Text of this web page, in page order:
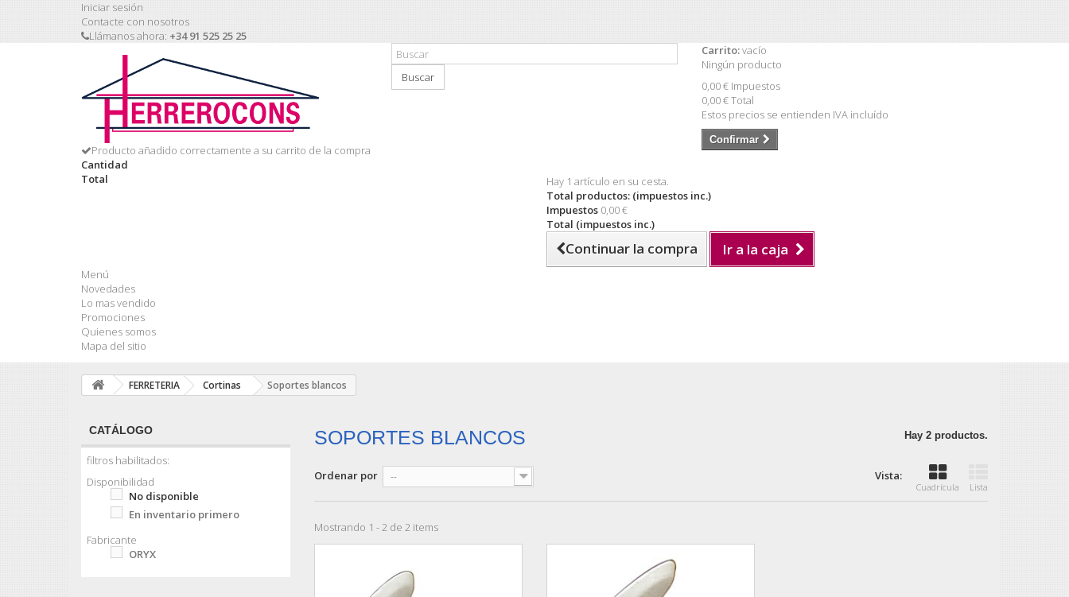
Iniciar sesión
Contacte con nosotros
Llámanos ahora: +34 91 525 25 25
Buscar
Carrito:vacío
Ningún producto
0,00 € Impuestos
0,00 €Total
Estos precios se entienden IVA incluído
Confirmar
Producto añadido correctamente a su carrito de la compra
Cantidad
Total
Hay 1 artículo en su cesta.
Total productos: (impuestos inc.)
Impuestos 0,00 €
Total (impuestos inc.)
Continuar la compra Ir a la caja
Menú
Novedades
Lo mas vendido
Promociones
Quienes somos
Mapa del sitio
FERRETERIA Cortinas Soportes blancos
CATÁLOGO
filtros habilitados:
Disponibilidad
No disponible
En inventario primero
Fabricante
ORYX
SOPORTES BLANCOS Hay 2 productos.
Vista:
Cuadrícula Lista
Ordenar por --
Mostrando 1 - 2 de 2 items